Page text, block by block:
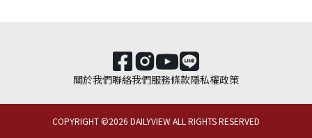
關於我們聯絡我們服務條款隱私權政策
COPYRIGHT ©2026 DAILYVIEW ALL RIGHTS RESERVED